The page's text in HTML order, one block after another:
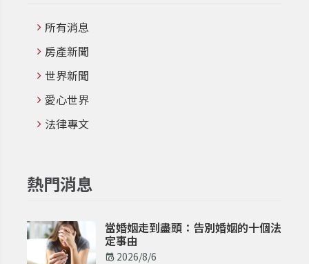
所有消息
房產新聞
世界新聞
愛心世界
法律專文
熱門消息
當婚姻走到盡頭：告別婚姻的十個法
定事由
2026/8/6